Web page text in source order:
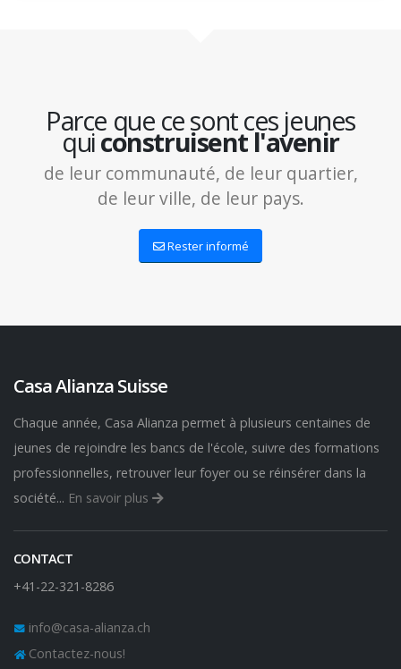
Parce que ce sont ces jeunes
quiconstruisent l'avenir
de leur communauté, de leur quartier,
de leur ville, de leur pays.
Rester informé
Casa Alianza Suisse
Chaque année, Casa Alianza permet à plusieurs centaines de
jeunes de rejoindre les bancs de l'école, suivre des formations
professionnelles, retrouver leur foyer ou se réinsérer dans la
société... En savoir plus
CONTACT
+41-22-321-8286
info@casa-alianza.ch
Contactez-nous!